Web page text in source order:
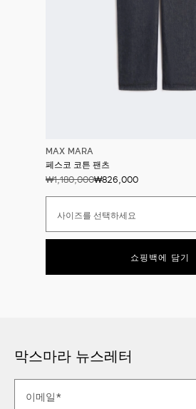
MAX MARA
페스코 코튼 팬츠
₩1,180,000₩826,000
사이즈를 선택하세요
쇼핑백에 담기
막스마라 뉴스레터